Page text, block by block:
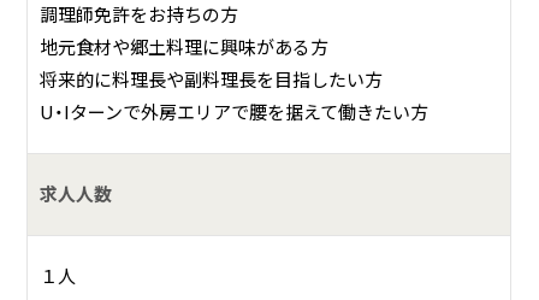
調理師免許をお持ちの方
地元食材や郷土料理に興味がある方
将来的に料理長や副料理長を目指したい方
U・Iターンで外房エリアで腰を据えて働きたい方
求人人数
１人